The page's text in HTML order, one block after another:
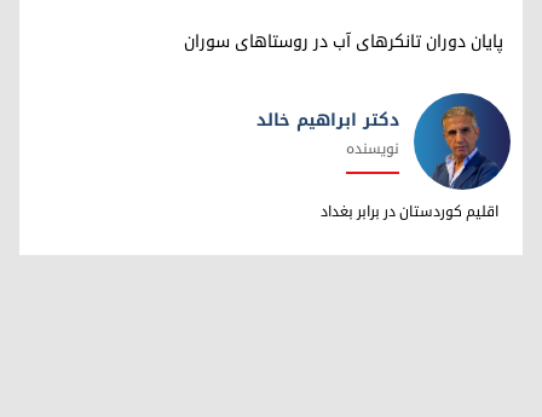
پایان دوران تانکرهای آب در روستاهای سوران
دکتر ابراهیم خالد
دکتر ابراهیم خالد
نویسنده
اقلیم کوردستان در برابر بغداد